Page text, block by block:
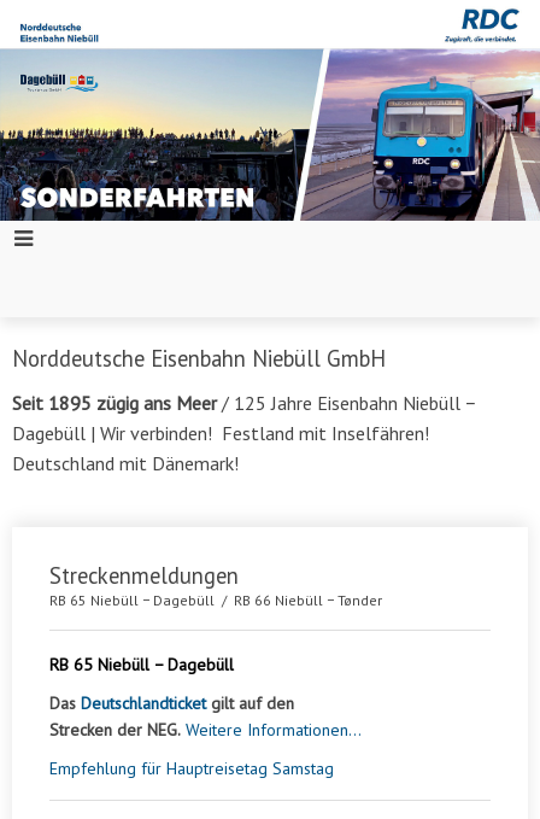
Norddeutsche Eisenbahn Niebüll GmbH
Seit 1895 zügig ans Meer/ 125 Jahre Eisenbahn Niebüll −
Dagebüll | Wir verbinden! Festland mit Inselfähren!
Deutschland mit Dänemark!
Streckenmeldungen
RB 65 Niebüll − Dagebüll / RB 66 Niebüll − Tønder
RB 65 Niebüll − Dagebüll
Das Deutschlandticketgilt auf den
Strecken der NEG. Weitere Informationen...
Empfehlung für Hauptreisetag Samstag